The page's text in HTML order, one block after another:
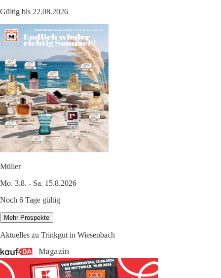
Gültig bis 22.08.2026
Müller
Mo. 3.8. - Sa. 15.8.2026
Noch 6 Tage gültig
Mehr Prospekte
Aktuelles zu Trinkgut in Wiesenbach